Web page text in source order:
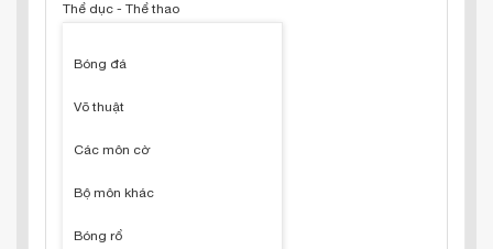
Thể dục - Thể thao
Bóng đá
Võ thuật
Các môn cờ
Bộ môn khác
Bóng rổ